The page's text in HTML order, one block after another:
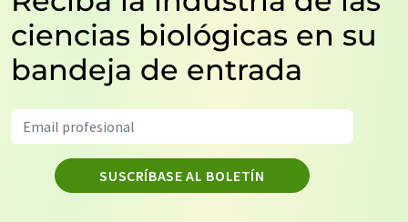
ciencias biológicas en su
bandeja de entrada
SUSCRÍBASE AL BOLETÍN